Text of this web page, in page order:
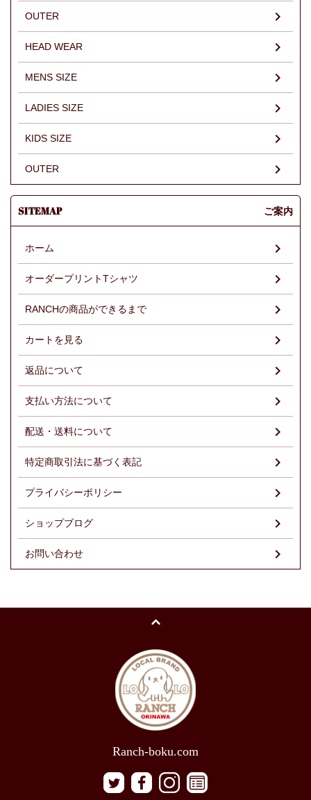
OUTER
HEAD WEAR
MENS SIZE
LADIES SIZE
KIDS SIZE
OUTER
SITEMAP ご案内
ホーム
オーダープリントTシャツ
RANCHの商品ができるまで
カートを見る
返品について
支払い方法について
配送・送料について
特定商取引法に基づく表記
プライバシーポリシー
ショップブログ
お問い合わせ
Ranch-boku.com